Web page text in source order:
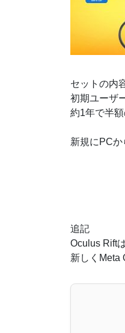
セットの内
初期ユーザ
約1年で半
新規にPCか
追記
Oculus Rift
新しくMeta